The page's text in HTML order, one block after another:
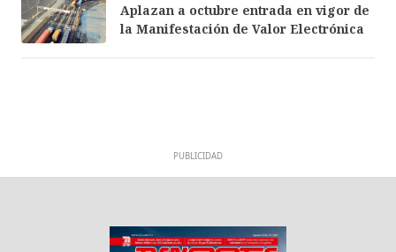
Aplazan a octubre entrada en vigor de
la Manifestación de Valor Electrónica
PUBLICIDAD